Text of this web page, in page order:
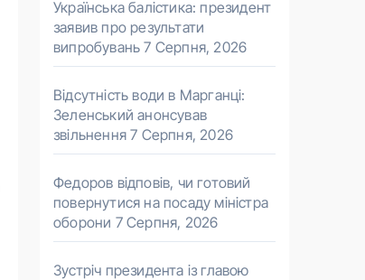
Українська балістика: президент
заявив про результати
випробувань 7 Серпня, 2026
Відсутність води в Марганці:
Зеленський анонсував
звільнення 7 Серпня, 2026
Федоров відповів, чи готовий
повернутися на посаду міністра
оборони 7 Серпня, 2026
Зустріч президента із главою